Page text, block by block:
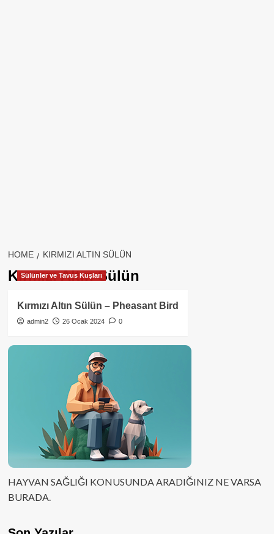
HOME KIRMIZI ALTIN SÜLÜN
Kırmızı Altın Sülün
Sülünler ve Tavus Kuşları
Kırmızı Altın Sülün – Pheasant Bird
admin2 26 Ocak 2024 0
HAYVAN SAĞLIĞI KONUSUNDA ARADIĞINIZ NE VARSA
BURADA.